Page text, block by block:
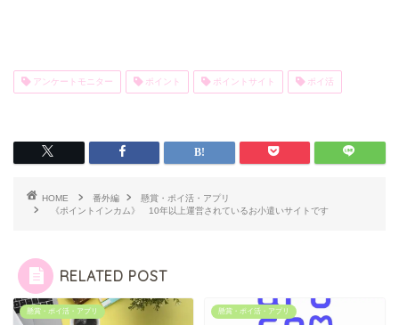
アンケートモニター ポイント ポイントサイト ポイ活
HOME 番外編
懸賞・ポイ活・アプリ
《ポイントインカム》 10年以上運営されているお小遣いサイトです
RELATED POST
懸賞・ポイ活・アプリ 懸賞・ポイ活・アプリ